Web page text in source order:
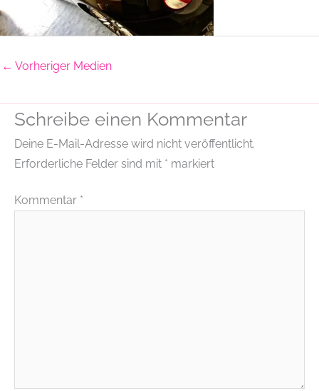
← Vorheriger Medien
Schreibe einen Kommentar
Deine E-Mail-Adresse wird nicht veröffentlicht.
Erforderliche Felder sind mit * markiert
Kommentar *